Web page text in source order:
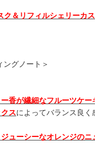
ク＆リフィルシェリーカ
ングノート＞
香が繊細なフルーツケー
スによってバランス良く
ューシーなオレンジの